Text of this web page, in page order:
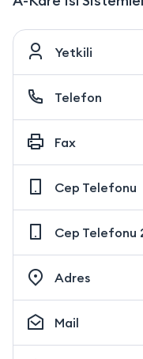
Yetkili
Telefon
Fax
Cep Telefonu
Cep Telefonu
Adres
Mail